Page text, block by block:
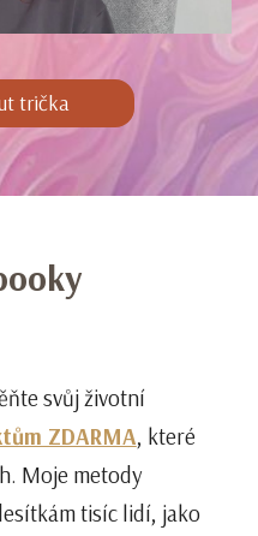
trička
svůj životní
ZDARMA, které
Moje metody
tisíc lidí, jako